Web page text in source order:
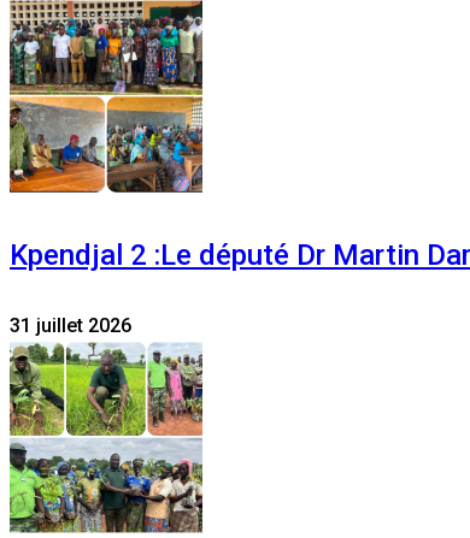
Kpendjal 2 :Le député Dr Martin
31 juillet 2026